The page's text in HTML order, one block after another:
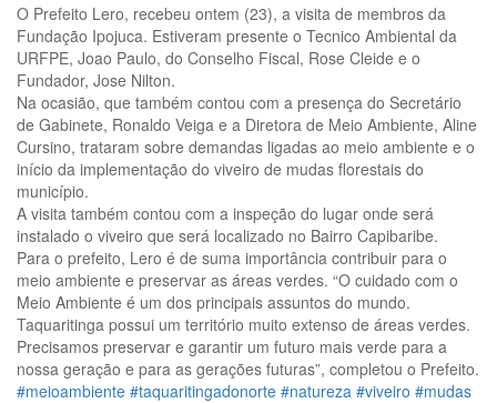
O Prefeito Lero, recebeu ontem (23), a visita de membros da
Fundação Ipojuca. Estiveram presente o Tecnico Ambiental da
URFPE, Joao Paulo, do Conselho Fiscal, Rose Cleide e o
Fundador, Jose Nilton.
Na ocasião, que também contou com a presença do Secretário
de Gabinete, Ronaldo Veiga e a Diretora de Meio Ambiente, Aline
Cursino, trataram sobre demandas ligadas ao meio ambiente e o
início da implementação do viveiro de mudas florestais do
município.
A visita também contou com a inspeção do lugar onde será
instalado o viveiro que será localizado no Bairro Capibaribe.
Para o prefeito, Lero é de suma importância contribuir para o
meio ambiente e preservar as áreas verdes. “O cuidado com o
Meio Ambiente é um dos principais assuntos do mundo.
Taquaritinga possui um território muito extenso de áreas verdes.
Precisamos preservar e garantir um futuro mais verde para a
nossa geração e para as gerações futuras”, completou o Prefeito.
#meioambiente #taquaritingadonorte #natureza #viveiro #mudas